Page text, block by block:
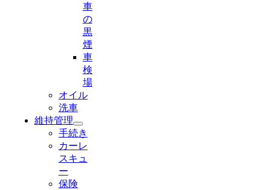
車
の
黒
煙
車
検
場
オイル
洗車
維持管理
手続き
カーレ
スキュ
ー
保険